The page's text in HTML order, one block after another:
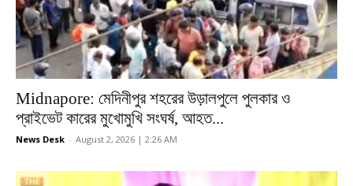
Midnapore: মেদিনীপুর শহরের উড়ালপুলে পুলকার ও
প্রাইভেট কারের মুখোমুখি সংঘর্ষ, আহত...
News Desk - August 2, 2026 | 2:26 AM